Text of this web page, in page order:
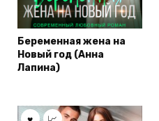
Беременная жена на
Новый год (Анна
Лапина)